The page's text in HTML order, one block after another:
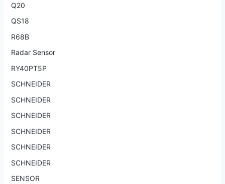
Q20
QS18
R68B
Radar Sensor
RY40PT5P
SCHNEIDER
SCHNEIDER
SCHNEIDER
SCHNEIDER
SCHNEIDER
SCHNEIDER
SENSOR